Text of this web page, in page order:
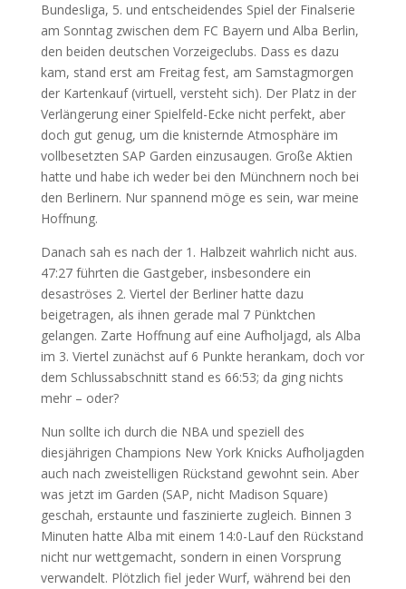
Bundesliga, 5. und entscheidendes Spiel der Finalserie
am Sonntag zwischen dem FC Bayern und Alba Berlin,
den beiden deutschen Vorzeigeclubs. Dass es dazu
kam, stand erst am Freitag fest, am Samstagmorgen
der Kartenkauf (virtuell, versteht sich). Der Platz in der
Verlängerung einer Spielfeld-Ecke nicht perfekt, aber
doch gut genug, um die knisternde Atmosphäre im
vollbesetzten SAP Garden einzusaugen. Große Aktien
hatte und habe ich weder bei den Münchnern noch bei
den Berlinern. Nur spannend möge es sein, war meine
Hoffnung.
Danach sah es nach der 1. Halbzeit wahrlich nicht aus.
47:27 führten die Gastgeber, insbesondere ein
desaströses 2. Viertel der Berliner hatte dazu
beigetragen, als ihnen gerade mal 7 Pünktchen
gelangen. Zarte Hoffnung auf eine Aufholjagd, als Alba
im 3. Viertel zunächst auf 6 Punkte herankam, doch vor
dem Schlussabschnitt stand es 66:53; da ging nichts
mehr – oder?
Nun sollte ich durch die NBA und speziell des
diesjährigen Champions New York Knicks Aufholjagden
auch nach zweistelligen Rückstand gewohnt sein. Aber
was jetzt im Garden (SAP, nicht Madison Square)
geschah, erstaunte und faszinierte zugleich. Binnen 3
Minuten hatte Alba mit einem 14:0-Lauf den Rückstand
nicht nur wettgemacht, sondern in einen Vorsprung
verwandelt. Plötzlich fiel jeder Wurf, während bei den